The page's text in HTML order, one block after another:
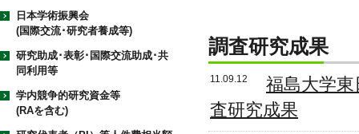
調査研究成果
11.09.12
福島大学
査研究成果
日本学術振興会
(国際交流･研究者養成等)
研究助成･表彰･国際交流助成･共
同利用等
学内競争的研究資金等
(RAを含む)